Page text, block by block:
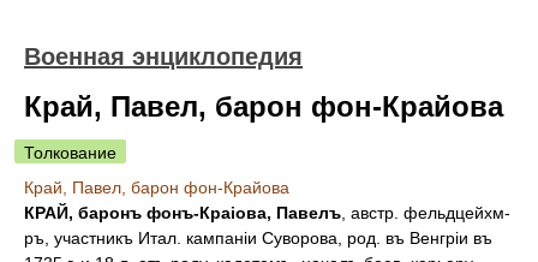
Военная энциклопедия
Край, Павел, барон фон-Крайова
Толкование
Край, Павел, барон фон-Крайова
КРАЙ, баронъ фонъ-Краіова, Павелъ , австр. фельдцейхм-
ръ, участникъ Итал. кампаніи Суворова, род. въ Венгріи въ